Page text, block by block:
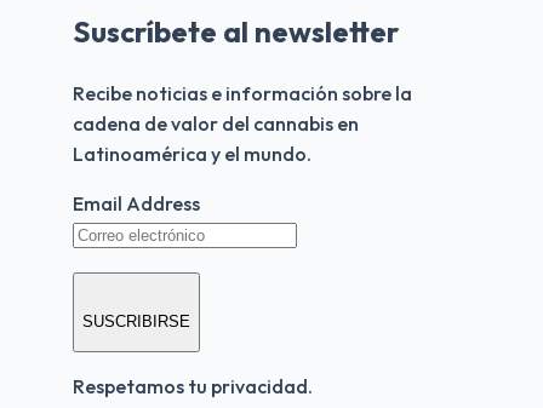
Suscríbete al newsletter
Recibe noticias e información sobre la
cadena de valor del cannabis en
Latinoamérica y el mundo.
Email Address
SUSCRIBIRSE
Respetamos tu privacidad.